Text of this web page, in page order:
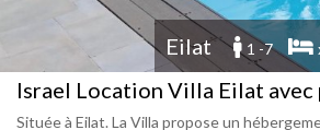
Eilat 1 -7
Israel Location Villa Eilat
Située à Eilat. La Villa propose un